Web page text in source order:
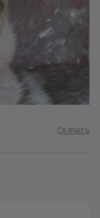
Скачать